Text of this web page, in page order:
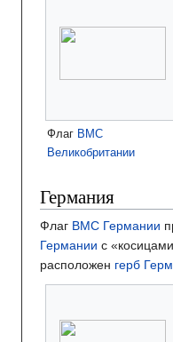
Флаг ВМС
Великобритании
Германия
Флаг ВМС Германии
Германии с
расположен герб